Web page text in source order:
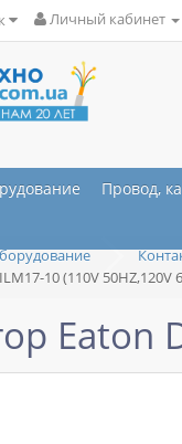
Личный кабинет
Провод,
10 (110V 50HZ,120V
Eaton